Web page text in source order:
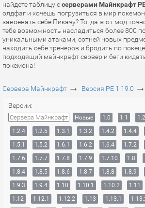
найдете таблицу ссерверами Майнкрафт
олдфаг и хочешь погрузиться в мир
завоевать себе Пикачу? Тогда этот мод
тебе возможность насладиться более 800
уникальными атаками, сотней новых
находить себе тренеров и бродить по
подходящий майнкрафт сервер и беги
покемона!
Сервера Майнкрафт → Версия PE 1.19.0 →
Версии:
Сервера Майнкрафт Новые 1.0 1.1
1.2.4
1.2.5 1.3.1 1.3.2 1.4.2 1.4.4
1.5.1
1.5.2 1.6.1 1.6.2 1.6.4 1.7.2
1.7.6
1.7.7 1.7.8 1.7.9 1.7.10 1.8
1.8.4
1.8.5 1.8.6 1.8.7 1.8.8 1.8.9
1.9.3
1.9.4 1.10 1.10.1 1.10.2 1.11
1.12
1.12.1 1.12.2 1.13 1.13.1